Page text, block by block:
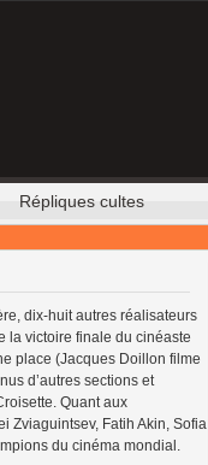
Répliques cultes
dix-huit autres réalisateurs
la victoire finale du cinéaste
place (Jacques Doillon filme
d’autres sections et
Quant aux
Zviaguintsev, Fatih Akin, Sofia
du cinéma mondial.